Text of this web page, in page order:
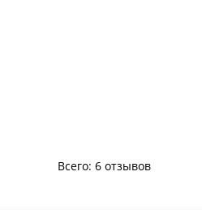
Всего: 6 отзывов